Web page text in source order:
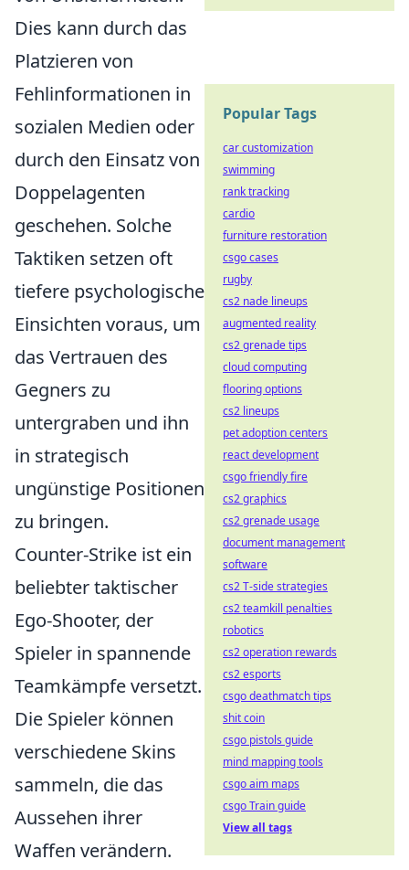
Dies kann durch das
Platzieren von
Fehlinformationen in
sozialen Medien oder
durch den Einsatz von
Doppelagenten
geschehen. Solche
Taktiken setzen oft
tiefere psychologische
Einsichten voraus, um
das Vertrauen des
Gegners zu
untergraben und ihn
in strategisch
ungünstige Positionen
zu bringen.
Counter-Strike ist ein
beliebter taktischer
Ego-Shooter, der
Spieler in spannende
Teamkämpfe versetzt.
Die Spieler können
verschiedene Skins
sammeln, die das
Aussehen ihrer
Waffen verändern.
Popular Tags
car customization
swimming
rank tracking
cardio
furniture restoration
csgo cases
rugby
cs2 nade lineups
augmented reality
cs2 grenade tips
cloud computing
flooring options
cs2 lineups
pet adoption centers
react development
csgo friendly fire
cs2 graphics
cs2 grenade usage
document management
software
cs2 T-side strategies
cs2 teamkill penalties
robotics
cs2 operation rewards
cs2 esports
csgo deathmatch tips
shit coin
csgo pistols guide
mind mapping tools
csgo aim maps
csgo Train guide
View all tags